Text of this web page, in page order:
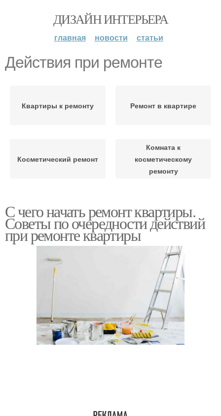
ДИЗАЙН ИНТЕРЬЕРА
главная новости статьи
Действия при ремонте
Квартиры к ремонту Ремонт в квартире
Косметический ремонт
Комната к
косметическому
ремонту
С чего начать ремонт квартиры.
Советы по очередности действий
при ремонте квартиры